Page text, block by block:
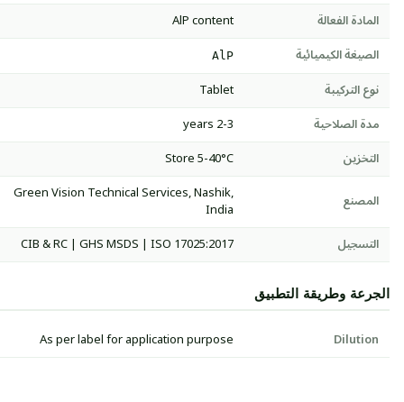
المادة الفعالة
AlP content
الصيغة الكيميائية
AlP
نوع التركيبة
Tablet
مدة الصلاحية
2-3 years
التخزين
Store 5-40°C
المصنع
Green Vision Technical Services, Nashik,
India
التسجيل
CIB & RC | GHS MSDS | ISO 17025:2017
الجرعة وطريقة التطبيق
Dilution
As per label for application purpose